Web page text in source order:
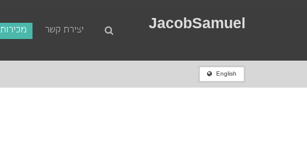
JacobSamuel מכירות יצירת קשר
English